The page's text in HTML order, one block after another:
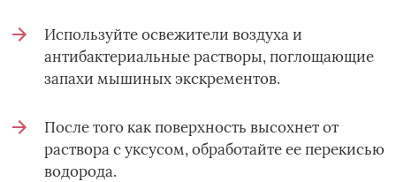
Используйте освежители воздуха и
антибактериальные растворы, поглощающие
запахи мышиных экскрементов.
После того как поверхность высохнет от
раствора с уксусом, обработайте ее перекисью
водорода.